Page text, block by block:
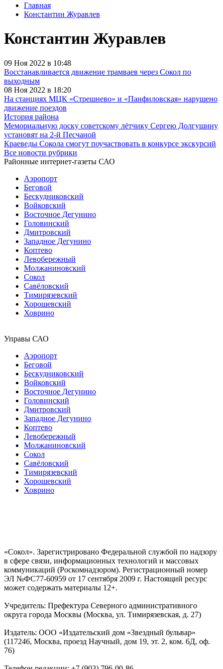
Главная
Константин Журавлев
Константин Журавлев
09 Ноя 2022 в 10:48
Восстанавливается движение трамваев через Сокол по
выходным
08 Ноя 2022 в 18:20
На станциях МЦК «Стрешнево» и «Панфиловская» нарушено
движение поездов
История района
Мемориальную доску советскому лётчику Сергею Долгушину
установят на 2-й Песчаной
Краеведы Сокола смогут поучаствовать в конкурсе экскурсий
Все новости рубрики
Районные интернет-газеты САО
Аэропорт
Беговой
Бескудниковский
Войковский
Восточное Дегунино
Головинский
Дмитровский
Западное Дегунино
Коптево
Левобережный
Молжаниновский
Сокол
Савёловский
Тимирязевский
Хорошевский
Ховрино
Управы САО
Аэропорт
Беговой
Бескудниковский
Войковский
Восточное Дегунино
Головинский
Дмитровский
Западное Дегунино
Коптево
Левобережный
Молжаниновский
Сокол
Савёловский
Тимирязевский
Хорошевский
Ховрино
«Сокол». Зарегистрировано Федеральной службой по надзору
в сфере связи, информационных технологий и массовых
коммуникаций (Роскомнадзором). Регистрационный номер
ЭЛ №ФС77-60959 от 17 сентября 2009 г. Настоящий ресурс
может содержать материалы 12+.
Учредитель: Префектура Северного административного
округа города Москвы (Москва, ул. Тимирязевская, д. 27)
Издатель: ООО «Издательский дом «Звездный бульвар»
(117246, Москва, проезд Научный, дом 19, эт. 2, ком. 6Д, оф.
76)